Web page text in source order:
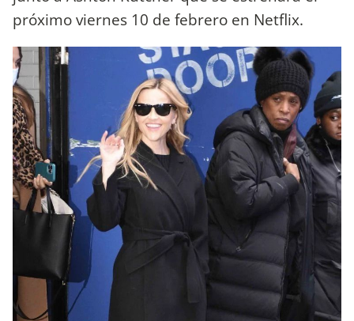
próximo viernes 10 de febrero en Netflix.